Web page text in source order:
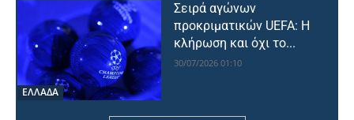
ΕΛΛΑΔΑ
Σειρά αγώνων
προκριματικών UEFA: Η
κλήρωση και όχι το...
30/07/2026 01:10